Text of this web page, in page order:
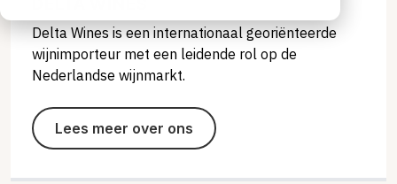
Delta Wines is een internationaal georiënteerde
wijnimporteur met een leidende rol op de
Nederlandse wijnmarkt.
Lees meer over ons